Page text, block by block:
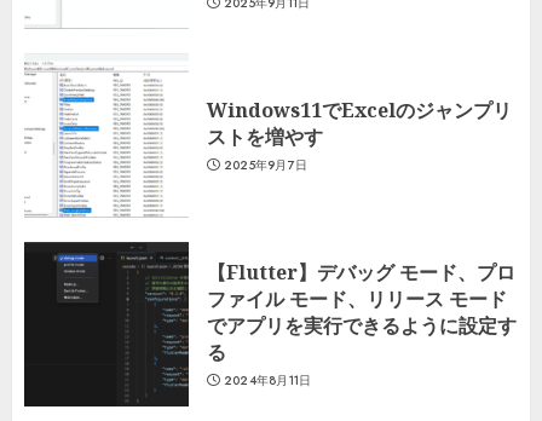
Windows11でExcelのジャンプリ
ストを増やす
2025年9月7日
【Flutter】デバッグ モード、プロ
ファイル モード、リリース モード
でアプリを実行できるように設定す
る
2024年8月11日